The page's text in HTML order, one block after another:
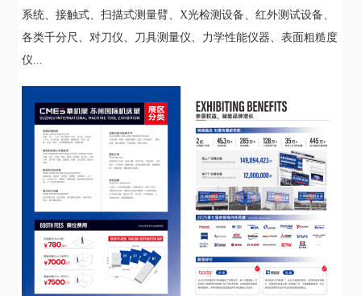
系统、接触式、扫描式测量臂、X光检测设备、红外测试设备、
各类千分尺、对刀仪、刀具测量仪、力学性能仪器、表面粗糙度
仪...